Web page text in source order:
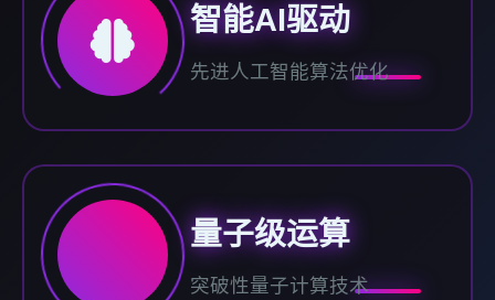
智能AI驱动
先进人工智能算法优化
量子级运算
突破性量子计算技术